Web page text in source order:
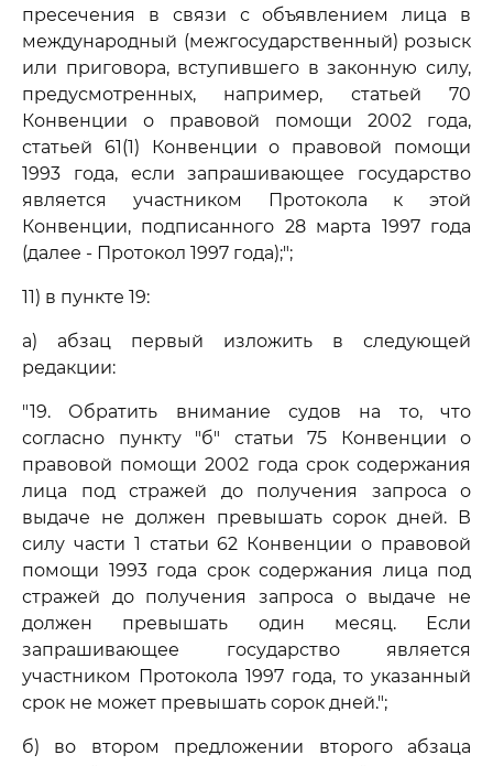
пресечения в связи с объявлением лица в
международный (межгосударственный) розыск
или приговора, вступившего в законную силу,
предусмотренных, например, статьей 70
Конвенции о правовой помощи 2002 года,
статьей 61(1) Конвенции о правовой помощи
1993 года, если запрашивающее государство
является участником Протокола к этой
Конвенции, подписанного 28 марта 1997 года
(далее - Протокол 1997 года);";
11) в пункте 19:
а) абзац первый изложить в следующей
редакции:
"19. Обратить внимание судов на то, что
согласно пункту "б" статьи 75 Конвенции о
правовой помощи 2002 года срок содержания
лица под стражей до получения запроса о
выдаче не должен превышать сорок дней. В
силу части 1 статьи 62 Конвенции о правовой
помощи 1993 года срок содержания лица под
стражей до получения запроса о выдаче не
должен превышать один месяц. Если
запрашивающее государство является
участником Протокола 1997 года, то указанный
срок не может превышать сорок дней.";
б) во втором предложении второго абзаца